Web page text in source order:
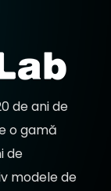
de ani de
o gamă
de
modele de